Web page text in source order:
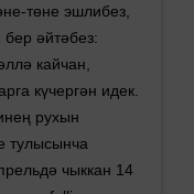
төне эшлибез,
әйтәбез:
кайчан,
күчергән идек.
рухын
тулысынча
чыккан 14